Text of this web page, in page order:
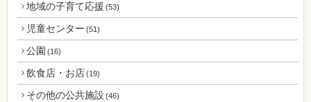
地域の子育て応援 (53)
児童センター (51)
公園 (16)
飲食店・お店(19)
その他の公共施設 (46)